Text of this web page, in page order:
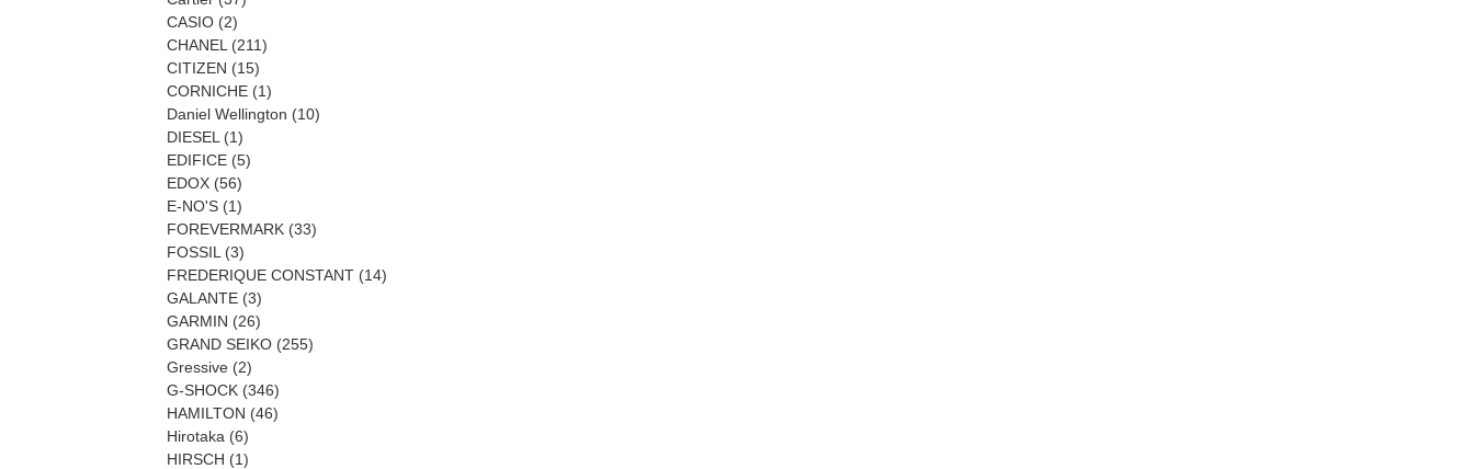
CASIO (2)
CHANEL (211)
CITIZEN (15)
CORNICHE (1)
Daniel Wellington (10)
DIESEL (1)
EDIFICE (5)
EDOX (56)
E-NO'S (1)
FOREVERMARK (33)
FOSSIL (3)
FREDERIQUE CONSTANT (14)
GALANTE (3)
GARMIN (26)
GRAND SEIKO (255)
Gressive (2)
G-SHOCK (346)
HAMILTON (46)
Hirotaka (6)
HIRSCH (1)